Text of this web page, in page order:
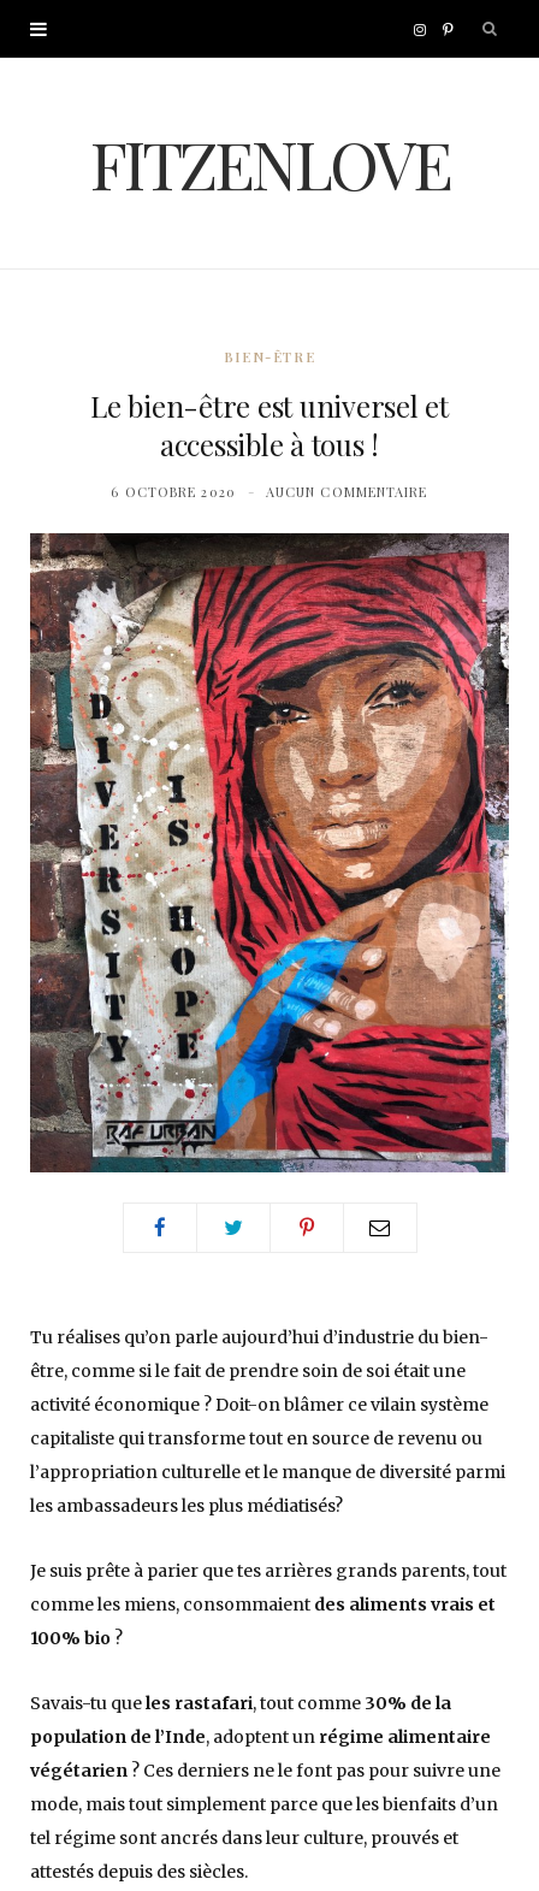
I
s
m
P
FITZENLOVE
BIEN-ÊTRE
Le bien-être est universel et
accessible à tous !
6 OCTOBRE 2020 AUCUN COMMENTAIRE
Tu réalises qu’on parle aujourd’hui d’industrie du bien-
être, comme si le fait de prendre soin de soi était une
activité économique ? Doit-on blâmer ce vilain système
capitaliste qui transforme tout en source de revenu ou
l’appropriation culturelle et le manque de diversité parmi
les ambassadeurs les plus médiatisés?
Je suis prête à parier que tes arrières grands parents, tout
comme les miens, consommaient des aliments vrais et
100% bio ?
Savais-tu queles rastafari, tout comme 30% de la
population de l’Inde, adoptent un régime alimentaire
végétarien ? Ces derniers ne le font pas pour suivre une
mode, mais tout simplement parce que les bienfaits d’un
tel régime sont ancrés dans leur culture, prouvés et
attestés depuis des siècles.